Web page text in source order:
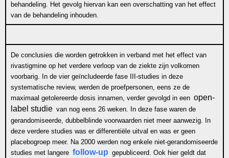
behandeling. Het gevolg hiervan kan een overschatting van het effect
van de behandeling inhouden.
De conclusies die worden getrokken in verband met het effect van
rivastigmine op het verdere verloop van de ziekte zijn volkomen
voorbarig. In de vier geïncludeerdefase III-studies in deze
systematische review, werden de proefpersonen, eens ze de
maximaal getolereerde dosis innamen, verder gevolgd in een open-
label studie van nog eens 26 weken. In deze fase waren de
gerandomiseerde, dubbelblinde voorwaarden niet meer aanwezig. In
deze verdere studies was er differentiële uitval en was er geen
placebogroep meer. Na 2000 werden nog enkele niet-gerandomiseerde
studies met langere follow-up gepubliceerd. Ook hier geldt dat